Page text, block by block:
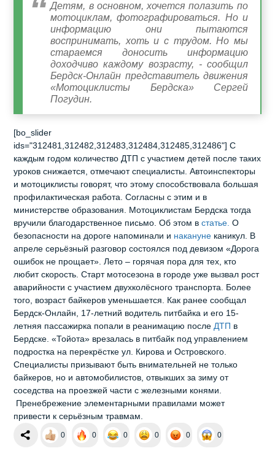
Детям, в основном, хочется полазить по
мотоциклам, фотографироваться. Но и
информацию они пытаются
воспринимать, хоть и с трудом. Но мы
стараемся доносить информацию
доходчиво каждому возрасту, - сообщил
Бердск-Онлайн представитель движения
«Мотоциклисты Бердска» Сергей
Погудин.
[bo_slider
ids="312481,312482,312483,312484,312485,312486"] С
каждым годом количество ДТП с участием детей после таких
уроков снижается, отмечают специалисты. Автоинспекторы
и мотоциклисты говорят, что этому способствовала большая
профилактическая работа. Согласны с этим и в
министерстве образования. Мотоциклистам Бердска тогда
вручили благодарственное письмо. Об этом встатье. О
безопасности на дороге напоминали и накануне каникул. В
апреле серьёзный разговор состоялся под девизом «Дорога
ошибок не прощает». Лето – горячая пора для тех, кто
любит скорость. Старт мотосезона в городе уже вызвал рост
аварийности с участием двухколёсного транспорта. Более
того, возраст байкеров уменьшается. Как ранее сообщал
Бердск-Онлайн, 17-летний водитель питбайка и его 15-
летняя пассажирка попали в реанимацию послеДТП в
Бердске. «Тойота» врезалась в питбайк под управлением
подростка на перекрёстке ул. Кирова и Островского.
Специалисты призывают быть внимательней не только
байкеров, но и автомобилистов, отвыкших за зиму от
соседства на проезжей части с железными конями.
Пренебрежение элементарными правилами может
привести к серьёзным травмам.
0 0 0 0 0 0